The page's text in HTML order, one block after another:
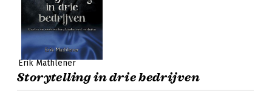
Erik Mathlener
Storytelling in drie bedrijven